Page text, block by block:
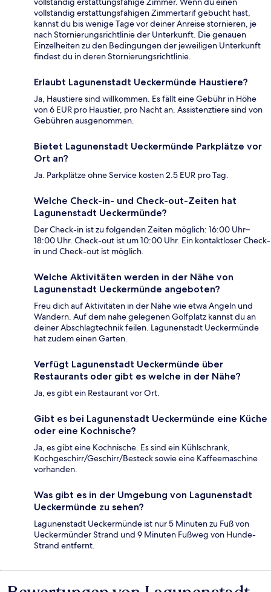
vollständig erstattungsfähigen Zimmertarif gebucht hast,
kannst du bis wenige Tage vor deiner Anreise stornieren, je
nach Stornierungsrichtlinie der Unterkunft. Die genauen
Einzelheiten zu den Bedingungen der jeweiligen Unterkunft
findest du in deren Stornierungsrichtlinie.
Erlaubt Lagunenstadt Ueckermünde Haustiere?
Ja, Haustiere sind willkommen. Es fällt eine Gebühr in Höhe
von 6 EUR pro Haustier, pro Nacht an. Assistenztiere sind von
Gebühren ausgenommen.
Bietet Lagunenstadt Ueckermünde Parkplätze vor
Ort an?
Ja. Parkplätze ohne Service kosten 2.5 EUR pro Tag.
Welche Check-in- und Check-out-Zeiten hat
Lagunenstadt Ueckermünde?
Der Check-in ist zu folgenden Zeiten möglich: 16:00 Uhr–
18:00 Uhr. Check-out ist um 10:00 Uhr. Ein kontaktloser Check-
in und Check-out ist möglich.
Welche Aktivitäten werden in der Nähe von
Lagunenstadt Ueckermünde angeboten?
Freu dich auf Aktivitäten in der Nähe wie etwa Angeln und
Wandern. Auf dem nahe gelegenen Golfplatz kannst du an
deiner Abschlagtechnik feilen. Lagunenstadt Ueckermünde
hat zudem einen Garten.
Verfügt Lagunenstadt Ueckermünde über
Restaurants oder gibt es welche in der Nähe?
Ja, es gibt ein Restaurant vor Ort.
Gibt es bei Lagunenstadt Ueckermünde eine Küche
oder eine Kochnische?
Ja, es gibt eine Kochnische. Es sind ein Kühlschrank,
Kochgeschirr/Geschirr/Besteck sowie eine Kaffeemaschine
vorhanden.
Was gibt es in der Umgebung von Lagunenstadt
Ueckermünde zu sehen?
Lagunenstadt Ueckermünde ist nur 5 Minuten zu Fuß von
Ueckermünder Strand und 9 Minuten Fußweg von Hunde-
Strand entfernt.